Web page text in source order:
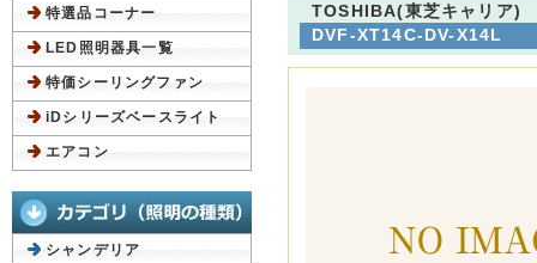
TOSHIBA(東芝キャリア)
DVF-XT14C-DV-X14L
特選品コーナー
LED照明器具一覧
特価シーリングファン
iDシリーズベースライト
エアコン
シャンデリア